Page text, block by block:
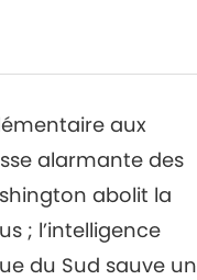
aux
alarmante des
abolit la
; l’intelligence
du Sud sauve un